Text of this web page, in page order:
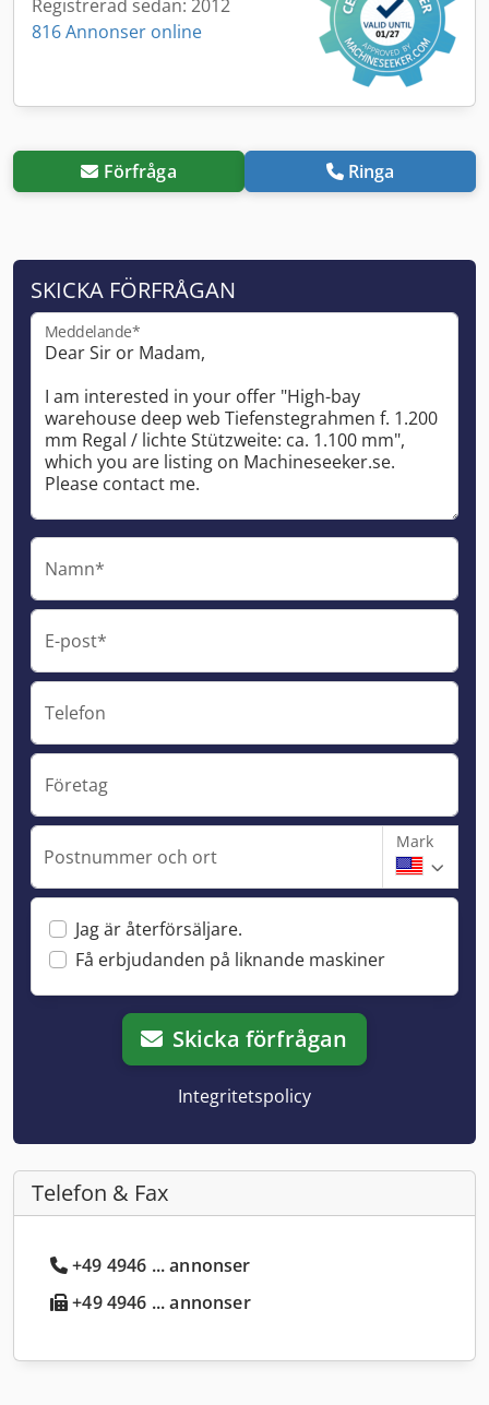
Registrerad sedan: 2012
816 Annonser online
Förfråga Ringa
SKICKA FÖRFRÅGAN
Meddelande*
Namn*
E-post*
Telefon
Företag
Postnummer och ort
Mark
Jag är återförsäljare.
Få erbjudanden på liknande maskiner
Skicka förfrågan
Integritetspolicy
Telefon & Fax
+49 4946 ... annonser
+49 4946 ... annonser